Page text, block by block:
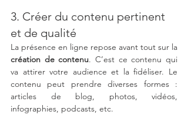
3. Créer du contenu pertinent
et de qualité
création de contenu. C’est ce contenu qui
va attirer votre audience et la fidéliser. Le
contenu peut prendre diverses formes :
articles de blog, photos, vidéos,
infographies, podcasts, etc.